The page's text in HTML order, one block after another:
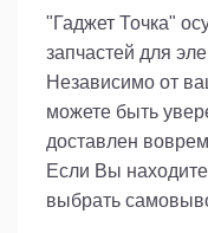
"Гаджет Точка"
запчастей для
Независимо от
можете быть
доставлен
Если Вы
выбрать